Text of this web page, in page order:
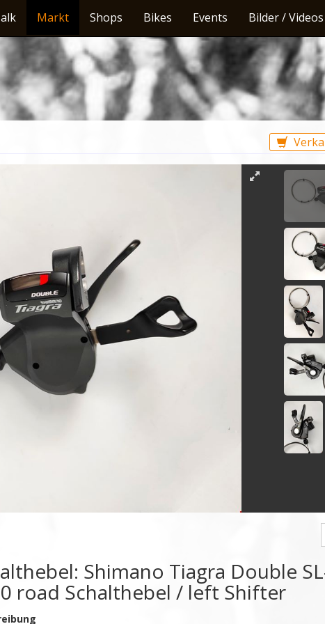
Markt Shops Bikes Events Bilder / Videos
Shimano Tiagra Double
road Schalthebel / left Shifter